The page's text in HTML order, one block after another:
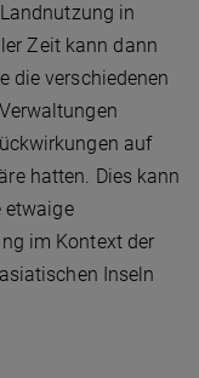
in
Zeit kann dann
die verschiedenen
auf
hatten. Dies kann
etwaige
im Kontext der
Inseln